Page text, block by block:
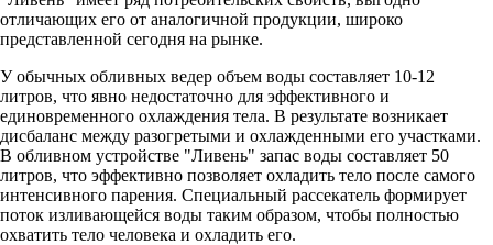
отличающих его от аналогичной продукции, широко
представленной сегодня на рынке.
У обычных обливных ведер объем воды составляет 10-12
литров, что явно недостаточно для эффективного и
единовременного охлаждения тела. В результате возникает
дисбаланс между разогретыми и охлажденными его участками.
В обливном устройстве "Ливень" запас воды составляет 50
литров, что эффективно позволяет охладить тело после самого
интенсивного парения. Специальный рассекатель формирует
поток изливающейся воды таким образом, чтобы полностью
охватить тело человека и охладить его.